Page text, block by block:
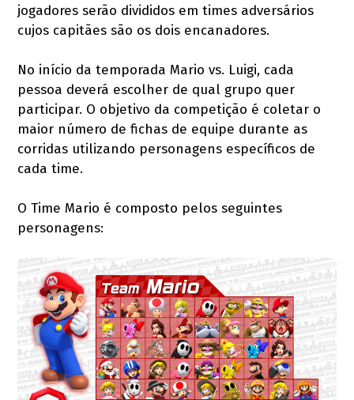
jogadores serão divididos em times adversários
cujos capitães são os dois encanadores.
No início da temporada Mario vs. Luigi, cada
pessoa deverá escolher de qual grupo quer
participar. O objetivo da competição é coletar o
maior número de fichas de equipe durante as
corridas utilizando personagens específicos de
cada time.
O Time Mario é composto pelos seguintes
personagens: